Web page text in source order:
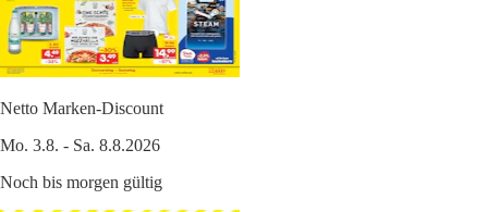
Netto Marken-Discount
Mo. 3.8. - Sa. 8.8.2026
Noch bis morgen gültig